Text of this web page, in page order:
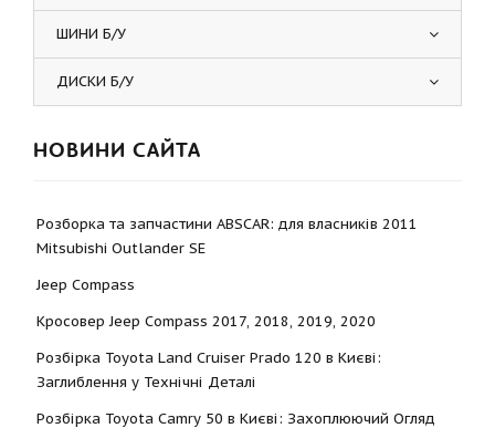
ШИНИ Б/У
ДИСКИ Б/У
НОВИНИ САЙТА
Розборка та запчастини ABSCAR: для власників 2011
Mitsubishi Outlander SE
Jeep Compass
Кросовер Jeep Compass 2017, 2018, 2019, 2020
Розбірка Toyota Land Cruiser Prado 120 в Києві:
Заглиблення у Технічні Деталі
Розбірка Toyota Camry 50 в Києві: Захоплюючий Огляд